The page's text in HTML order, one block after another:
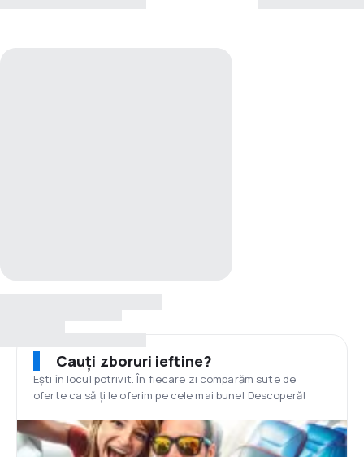
Cauți zboruri ieftine?
Ești în locul potrivit. În fiecare zi comparăm sute de
oferte ca să ți le oferim pe cele mai bune! Descoperă!